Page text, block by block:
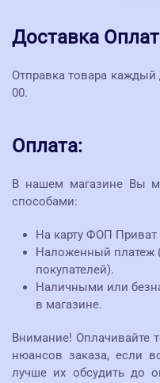
Доставка
Отправка товара
00.
Оплата:
В нашем магазине Вы
способами:
На карту ФОП Приват
Наложенный платеж
покупателей).
Наличными или
в магазине.
Внимание! Оплачивайте
нюансов заказа, если
лучше их обсудить до